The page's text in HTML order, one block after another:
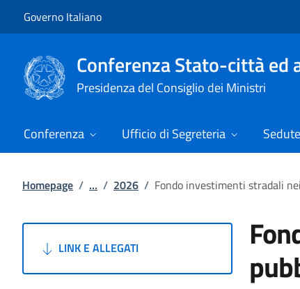
Governo Italiano
Conferenza Stato-città ed
Presidenza del Consiglio dei Ministri
Conferenza Ufficio di Segreteria
Homepage / ... / 2026 / Fondo investimenti stradali
LINK E ALLEGATI